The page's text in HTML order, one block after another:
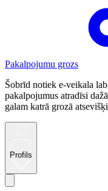
Pakalpojumu grozs
Šobrīd notiek e-veikala
pakalpojumus atradīsi
galam katrā grozā
Profils